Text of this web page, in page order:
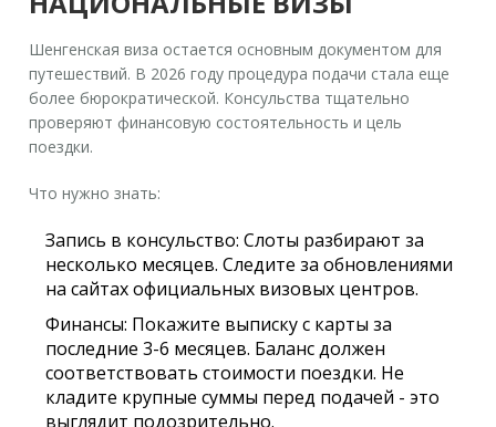
Шенгенская виза остается основным документом для
путешествий. В 2026 году процедура подачи стала еще
более бюрократической. Консульства тщательно
проверяют финансовую состоятельность и цель
поездки.
Что нужно знать:
Запись в консульство: Слоты разбирают за
несколько месяцев. Следите за обновлениями
на сайтах официальных визовых центров.
Финансы: Покажите выписку с карты за
последние 3-6 месяцев. Баланс должен
соответствовать стоимости поездки. Не
кладите крупные суммы перед подачей - это
выглядит подозрительно.